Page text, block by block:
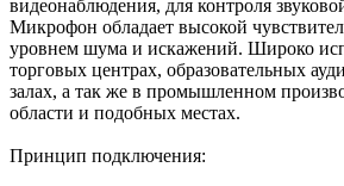
видеонаблюдения, для контроля
Микрофон обладает высокой
уровнем шума и искажений. Широко
торговых центрах, образовательных
залах, а так же в промышленном
области и подобных местах.
Принцип подключения: